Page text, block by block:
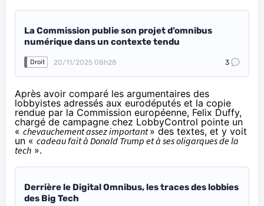
La Commission publie son projet d’omnibus
numérique dans un contexte tendu
Droit 20/11/2025 08h28 3
Après avoir comparé les argumentaires des
lobbyistes adressés aux eurodéputés et la copie
rendue par la Commission européenne, Felix Duffy,
chargé de campagne chez LobbyControl pointe un
« chevauchement assez important» des textes, et y voit
un « cadeau fait à Donald Trump et à ses oligarques de la
tech ».
Derrière le Digital Omnibus, les traces des lobbies
des Big Tech